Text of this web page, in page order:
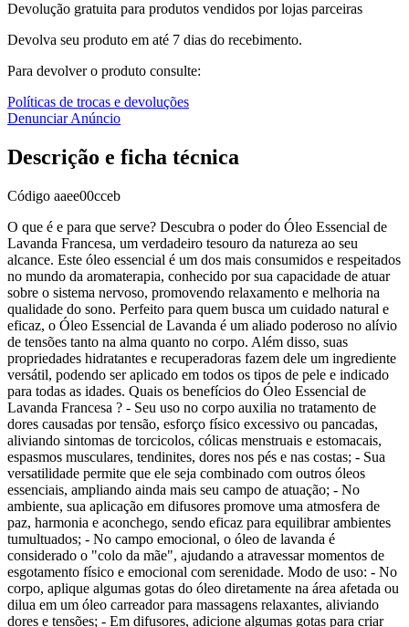
Devolução gratuita para produtos vendidos por lojas parceiras
Devolva seu produto em até 7 dias do recebimento.
Para devolver o produto consulte:
Políticas de trocas e devoluções
Denunciar Anúncio
Descrição e ficha técnica
Código aaee00cceb
O que é e para que serve? Descubra o poder do Óleo Essencial de
Lavanda Francesa, um verdadeiro tesouro da natureza ao seu
alcance. Este óleo essencial é um dos mais consumidos e respeitados
no mundo da aromaterapia, conhecido por sua capacidade de atuar
sobre o sistema nervoso, promovendo relaxamento e melhoria na
qualidade do sono. Perfeito para quem busca um cuidado natural e
eficaz, o Óleo Essencial de Lavanda é um aliado poderoso no alívio
de tensões tanto na alma quanto no corpo. Além disso, suas
propriedades hidratantes e recuperadoras fazem dele um ingrediente
versátil, podendo ser aplicado em todos os tipos de pele e indicado
para todas as idades. Quais os benefícios do Óleo Essencial de
Lavanda Francesa ? - Seu uso no corpo auxilia no tratamento de
dores causadas por tensão, esforço físico excessivo ou pancadas,
aliviando sintomas de torcicolos, cólicas menstruais e estomacais,
espasmos musculares, tendinites, dores nos pés e nas costas; - Sua
versatilidade permite que ele seja combinado com outros óleos
essenciais, ampliando ainda mais seu campo de atuação; - No
ambiente, sua aplicação em difusores promove uma atmosfera de
paz, harmonia e aconchego, sendo eficaz para equilibrar ambientes
tumultuados; - No campo emocional, o óleo de lavanda é
considerado o "colo da mãe", ajudando a atravessar momentos de
esgotamento físico e emocional com serenidade. Modo de uso: - No
corpo, aplique algumas gotas do óleo diretamente na área afetada ou
dilua em um óleo carreador para massagens relaxantes, aliviando
dores e tensões; - Em difusores, adicione algumas gotas para criar